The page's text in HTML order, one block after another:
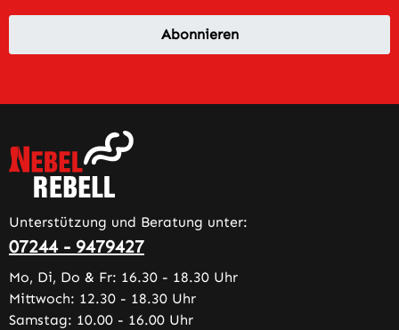
Abonnieren
Unterstützung und Beratung unter:
07244 - 9479427
Mo, Di, Do & Fr: 16.30 - 18.30 Uhr
Mittwoch: 12.30 - 18.30 Uhr
Samstag: 10.00 - 16.00 Uhr